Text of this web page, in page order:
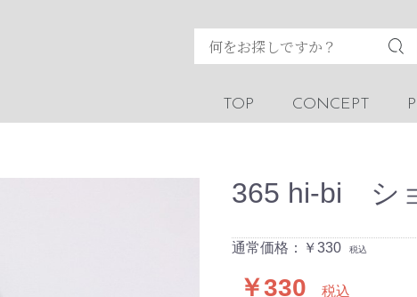
TOP CONCEPT
365 hi-bi シ
通常価格：￥330 税込
￥330 税込